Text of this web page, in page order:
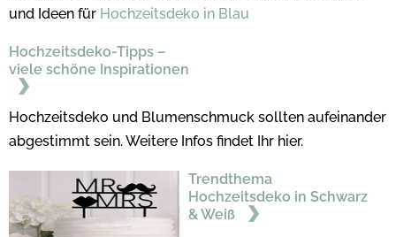
und Ideen für Hochzeitsdeko in Blau
Hochzeitsdeko-Tipps –
viele schöne Inspirationen
Hochzeitsdeko und Blumenschmuck sollten aufeinander
abgestimmt sein. Weitere Infos findet Ihr hier.
Trendthema
Hochzeitsdeko in Schwarz
& Weiß